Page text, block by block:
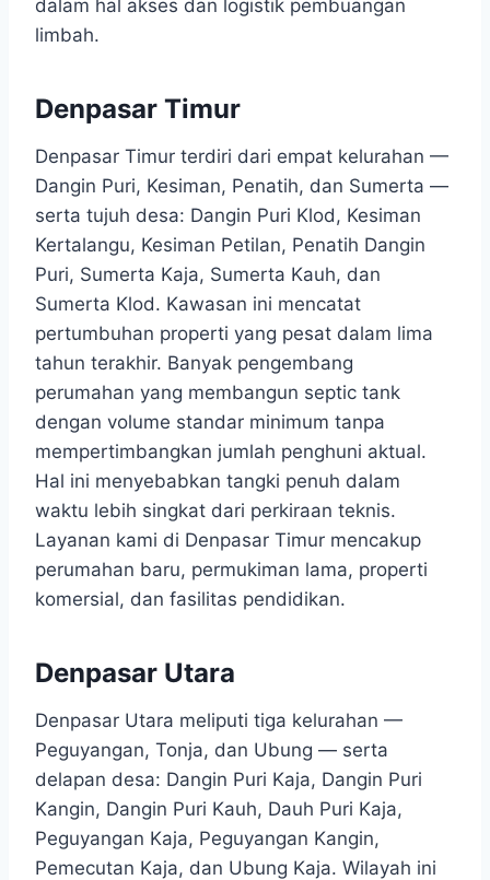
dalam hal akses dan logistik pembuangan
limbah.
Denpasar Timur
Denpasar Timur terdiri dari empat kelurahan —
Dangin Puri, Kesiman, Penatih, dan Sumerta —
serta tujuh desa: Dangin Puri Klod, Kesiman
Kertalangu, Kesiman Petilan, Penatih Dangin
Puri, Sumerta Kaja, Sumerta Kauh, dan
Sumerta Klod. Kawasan ini mencatat
pertumbuhan properti yang pesat dalam lima
tahun terakhir. Banyak pengembang
perumahan yang membangun septic tank
dengan volume standar minimum tanpa
mempertimbangkan jumlah penghuni aktual.
Hal ini menyebabkan tangki penuh dalam
waktu lebih singkat dari perkiraan teknis.
Layanan kami di Denpasar Timur mencakup
perumahan baru, permukiman lama, properti
komersial, dan fasilitas pendidikan.
Denpasar Utara
Denpasar Utara meliputi tiga kelurahan —
Peguyangan, Tonja, dan Ubung — serta
delapan desa: Dangin Puri Kaja, Dangin Puri
Kangin, Dangin Puri Kauh, Dauh Puri Kaja,
Peguyangan Kaja, Peguyangan Kangin,
Pemecutan Kaja, dan Ubung Kaja. Wilayah ini